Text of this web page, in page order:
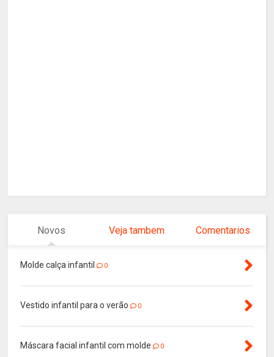
Novos Veja tambem Comentarios
Molde calça infantil 0
Vestido infantil para o verão 0
Máscara facial infantil com molde 0